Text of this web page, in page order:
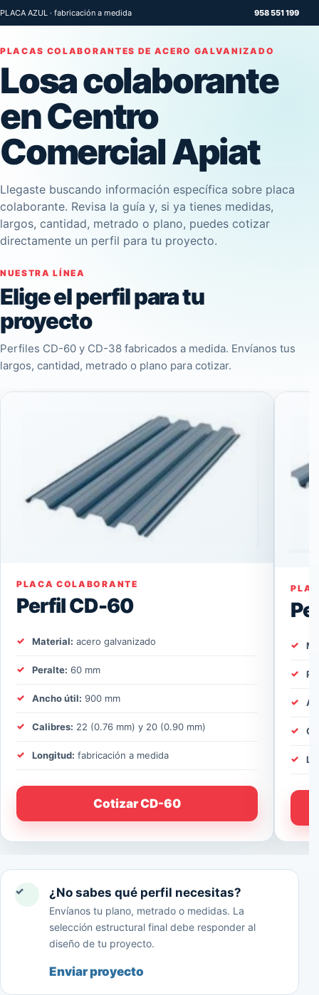
PLACA AZUL · fabricación a medida 958 551 199
PLACAS COLABORANTES DE ACERO GALVANIZADO
Losa colaborante
en Centro
Comercial Apiat
Llegaste buscando información específica sobre placa
colaborante. Revisa la guía y, si ya tienes medidas,
largos, cantidad, metrado o plano, puedes cotizar
directamente un perfil para tu proyecto.
NUESTRA LÍNEA
Elige el perfil para tu
proyecto
Perfiles CD-60 y CD-38 fabricados a medida. Envíanos tus
largos, cantidad, metrado o plano para cotizar.
PLACA COLABORANTE
Perfil CD-60
Material: acero galvanizado
Peralte: 60 mm
Ancho útil: 900 mm
Calibres: 22 (0.76 mm) y 20 (0.90 mm)
Longitud: fabricación a medida
Cotizar CD-60
✓ ¿No sabes qué perfil necesitas?
Envíanos tu plano, metrado o medidas. La
selección estructural final debe responder al
diseño de tu proyecto.
Enviar proyecto